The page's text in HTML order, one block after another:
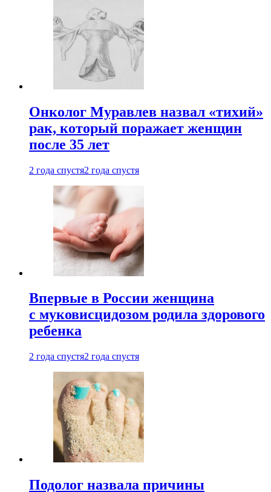
Онколог Муравлев назвал «тихий»
рак, который поражает женщин
после 35 лет
2 года спустя2 года спустя
Впервые в России женщина
с муковисцидозом родила здорового
ребенка
2 года спустя2 года спустя
Подолог назвала причины